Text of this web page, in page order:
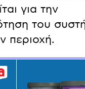
για την
του
περιοχή.